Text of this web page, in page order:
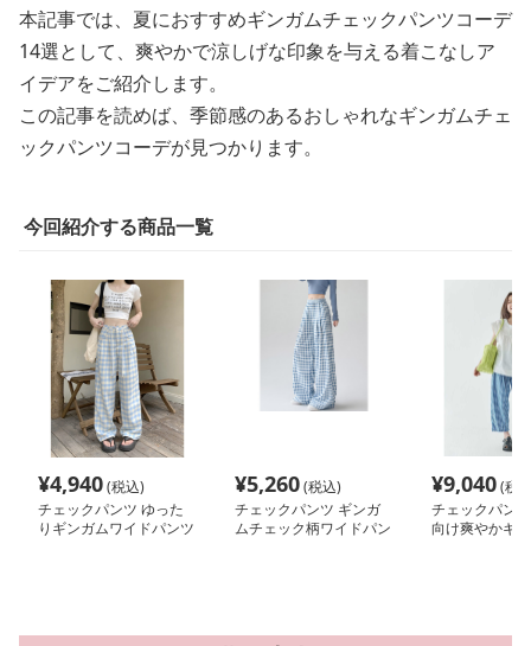
本記事では、夏におすすめギンガムチェックパンツコーデ
14選として、爽やかで涼しげな印象を与える着こなしア
イデアをご紹介します。
この記事を読めば、季節感のあるおしゃれなギンガムチェ
ックパンツコーデが見つかります。
今回紹介する商品一覧
¥4,940(税込)
チェックパンツ ゆった
りギンガムワイドパンツ
¥5,260(税込)
チェックパンツ ギンガ
ムチェック柄ワイドパン
¥9,040(税
チェックパン
向け爽やかギ